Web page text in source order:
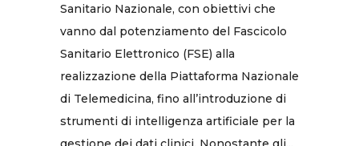
Sanitario Nazionale, con obiettivi che
vanno dal potenziamento del Fascicolo
Sanitario Elettronico (FSE) alla
realizzazione della Piattaforma Nazionale
di Telemedicina, fino all’introduzione di
strumenti di intelligenza artificiale per la